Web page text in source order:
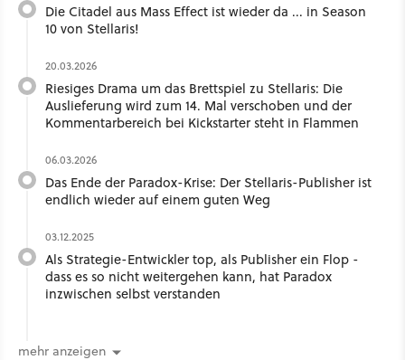
Die Citadel aus Mass Effect ist wieder da ... in Season
10 von Stellaris!
20.03.2026
Riesiges Drama um das Brettspiel zu Stellaris: Die
Auslieferung wird zum 14. Mal verschoben und der
Kommentarbereich bei Kickstarter steht in Flammen
06.03.2026
Das Ende der Paradox-Krise: Der Stellaris-Publisher ist
endlich wieder auf einem guten Weg
03.12.2025
Als Strategie-Entwickler top, als Publisher ein Flop -
dass es so nicht weitergehen kann, hat Paradox
inzwischen selbst verstanden
mehr anzeigen